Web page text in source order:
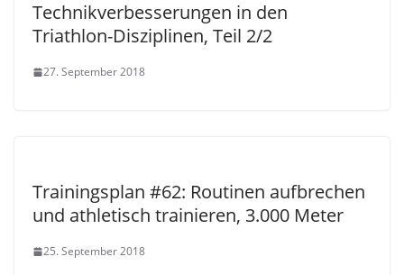
Technikverbesserungen in den
Triathlon-Disziplinen, Teil 2/2
27. September 2018
Trainingsplan #62: Routinen aufbrechen
und athletisch trainieren, 3.000 Meter
25. September 2018